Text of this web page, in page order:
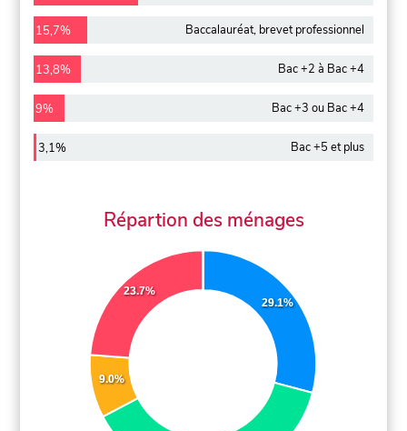
15,7% Baccalauréat, brevet professionnel
13,8% Bac +2 à Bac +4
9% Bac +3 ou Bac +4
3,1% Bac +5 et plus
Répartion des ménages
29.1%
9.0%
23.7%